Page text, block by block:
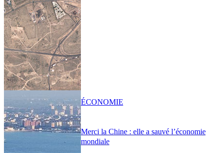
Merci la Chine : elle a sauvé l’économie
mondiale
ÉCONOMIE